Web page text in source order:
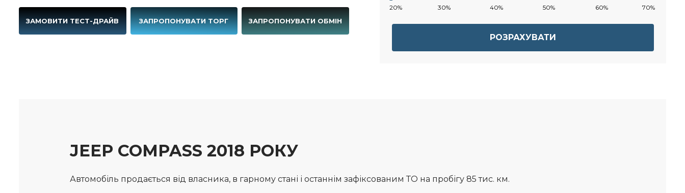
ЗАМОВИТИ ТЕСТ-ДРАЙВ ЗАПРОПОНУВАТИ ТОРГ ЗАПРОПОНУВАТИ ОБМІН
20% 30% 40% 50% 60% 70%
РОЗРАХУВАТИ
JEEP COMPASS 2018 РОКУ
Автомобіль продається від власника, в гарному стані і останнім зафіксованим ТО на пробігу 85 тис. км.